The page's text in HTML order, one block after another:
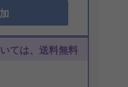
ては、送料無料